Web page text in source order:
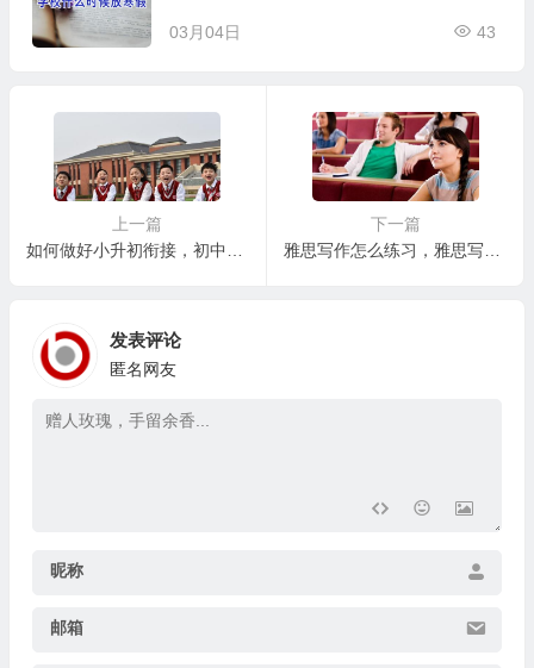
03月04日 43
上一篇
下一篇
发表评论
匿名网友
昵称
邮箱